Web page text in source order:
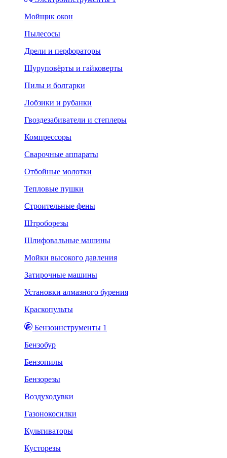
Мойщик окон
Пылесосы
Дрели и перфораторы
Шуруповёрты и гайковерты
Пилы и болгарки
Лобзики и рубанки
Гвоздезабиватели и степлеры
Компрессоры
Сварочные аппараты
Отбойные молотки
Тепловые пушки
Строительные фены
Штроборезы
Шлифовальные машины
Мойки высокого давления
Затирочные машины
Установки алмазного бурения
Краскопульты
Бензоинструменты 1
Бензобур
Бензопилы
Бензорезы
Воздуходувки
Газонокосилки
Культиваторы
Кусторезы